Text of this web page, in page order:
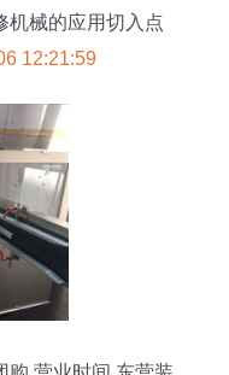
机械的应用切入点
12:21:59